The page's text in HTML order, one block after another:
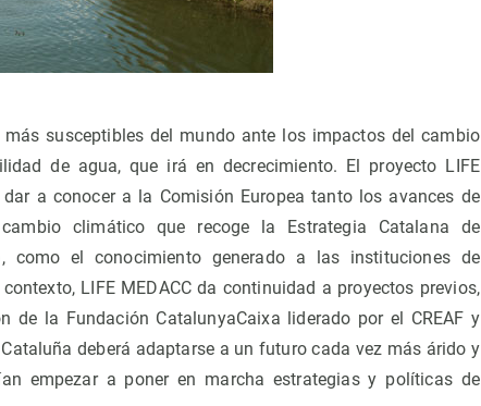
susceptibles del mundo ante los impactos del cambio
de agua, que irá en decrecimiento. El proyecto LIFE
a conocer a la Comisión Europea tanto los avances de
climático que recoge la Estrategia Catalana de
como el conocimiento generado a las instituciones de
LIFE MEDACC da continuidad a proyectos previos,
de la Fundación CatalunyaCaixa liderado por el CREAF y
deberá adaptarse a un futuro cada vez más árido y
empezar a poner en marcha estrategias y políticas de